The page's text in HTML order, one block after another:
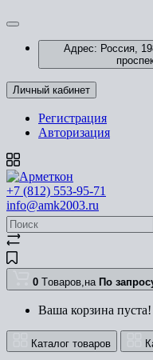
Адрес: Россия,
Личный кабинет
Регистрация
Авторизация
+7 (812) 553-95-71
info@amk2003.ru
0 Tоваров,на По
Ваша корзина пуста!
Каталог товаров